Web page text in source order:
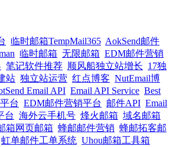
临时邮箱TempMail365 AokSend邮件
临时邮箱 无限邮箱 EDM邮件营销
笔记软件推荐 顺风船独立站增长 17独
站 独立站运营 红点博客 NutEmail博
Email API Email API Service Best
台 EDM邮件营销平台 邮件API Email
台 海外云手机号 烽火邮箱 域名邮箱
箱网页邮箱 蜂邮邮件营销 蜂邮拓客邮
虹单邮件工单系统 Uhou邮箱工具箱